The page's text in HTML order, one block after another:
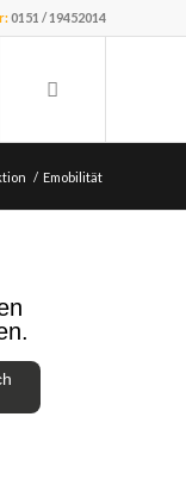
0151 / 19452014
/ Emobilität